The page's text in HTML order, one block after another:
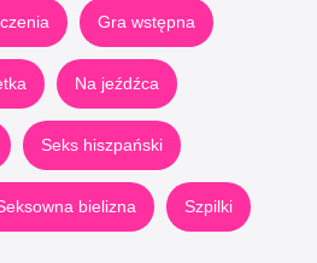
Gra wstępna
Na jeźdźca
Seks hiszpański
bielizna Szpilki